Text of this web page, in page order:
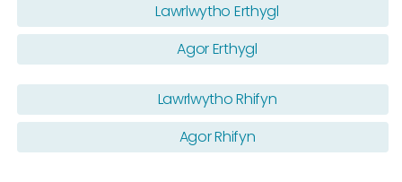
Lawrlwytho Erthygl
Agor Erthygl
Lawrlwytho Rhifyn
Agor Rhifyn